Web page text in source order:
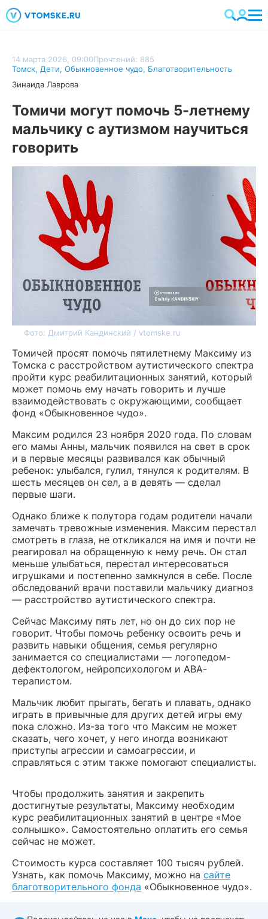
14 марта 2026, 09:00Прочтений: 885
Томск, Дети, Обыкновенное чудо, Благотворительность
Зинаида Лаврова
Томичи могут помочь 5-летнему
мальчику с аутизмом научиться
говорить
Фото: Дмитрий Кандинский / vtomske.ru
Томичей просят помочь пятилетнему Максиму из
Томска с расстройством аутистического спектра
пройти курс реабилитационных занятий, который
может помочь ему начать говорить и лучше
взаимодействовать с окружающими, сообщает
фонд «Обыкновенное чудо».
Максим родился 23 ноября 2020 года. По словам
его мамы Анны, мальчик появился на свет в срок
и в первые месяцы развивался как обычный
ребенок: улыбался, гулил, тянулся к родителям. В
шесть месяцев он сел, а в девять — сделал
первые шаги.
Однако ближе к полутора годам родители начали
замечать тревожные изменения. Максим перестал
смотреть в глаза, не откликался на имя и почти не
реагировал на обращенную к нему речь. Он стал
меньше улыбаться, перестал интересоваться
игрушками и постепенно замкнулся в себе. После
обследований врачи поставили мальчику диагноз
— расстройство аутистического спектра.
Сейчас Максиму пять лет, но он до сих пор не
говорит. Чтобы помочь ребенку освоить речь и
развить навыки общения, семья регулярно
занимается со специалистами — логопедом-
дефектологом, нейропсихологом и АВА-
терапистом.
Мальчик любит прыгать, бегать и плавать, однако
играть в привычные для других детей игры ему
пока сложно. Из-за того что Максим не может
сказать, чего хочет, у него иногда возникают
приступы агрессии и самоагрессии, и
справляться с этим также помогают специалисты.
Чтобы продолжить занятия и закрепить
достигнутые результаты, Максиму необходим
курс реабилитационных занятий в центре «Мое
солнышко». Самостоятельно оплатить его семья
сейчас не может.
Стоимость курса составляет 100 тысяч рублей.
Узнать, как помочь Максиму, можно на сайте
благотворительного фонда «Обыкновенное чудо».